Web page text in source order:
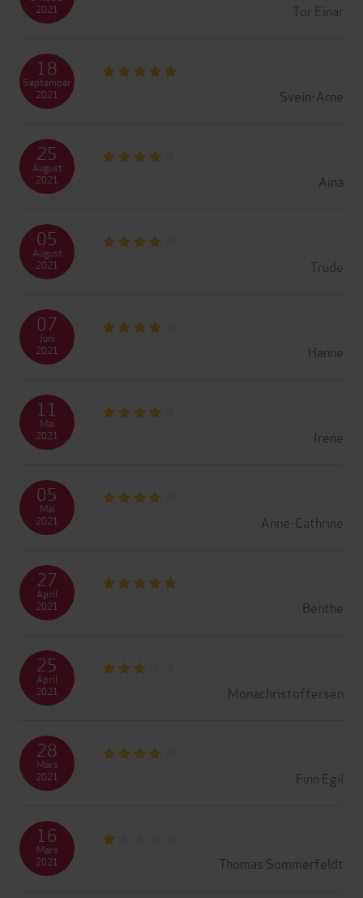
Tor Einar
2021
Svein-Arne
18
September
2021
Aina
25
August
2021
Trude
05
August
2021
Hanne
07
Juni
2021
Irene
11
Mai
2021
Anne-Cathrine
05
Mai
2021
Benthe
27
April
2021
Monachristoffersen
25
April
2021
Finn Egil
28
Mars
2021
Thomas Sommerfeldt
16
Mars
2021